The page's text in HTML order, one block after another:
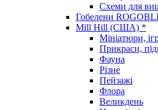
Схеми для
Гобелени
Mill Hill (США) *
Мініатюри,
Прикраси,
Фауна
Різне
Пейзажі
Флора
Великдень